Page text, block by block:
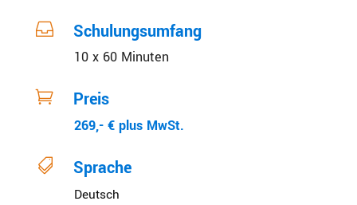
 Schulungsumfang
10 x 60 Minuten
 Preis
269,- € plus MwSt.
 Sprache
Deutsch